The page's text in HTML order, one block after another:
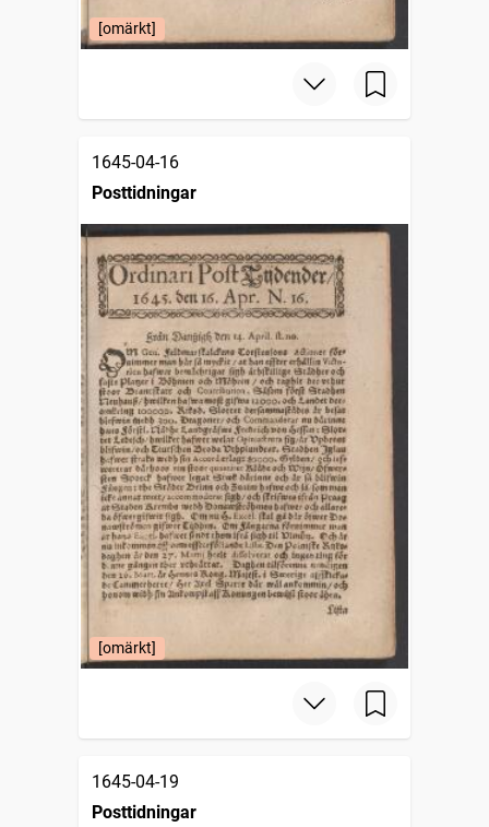
[omärkt]
1645-04-16
Posttidningar
[omärkt]
1645-04-19
Posttidningar